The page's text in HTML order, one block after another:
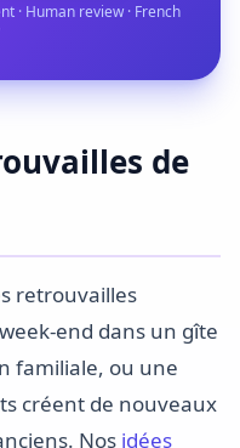
· Human review · French
de
retrouvailles
end dans un gîte
familiale, ou une
créent de nouveaux
Nos idées